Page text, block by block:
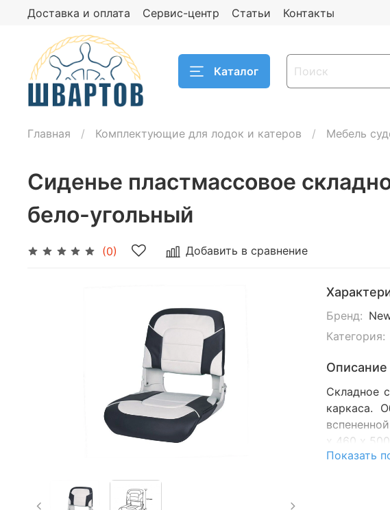
Доставка и оплата Сервис-центр Статьи Контакты
Каталог
Главная Комплектующие для лодок и катеров Мебель
Сиденье пластмассовое
бело-угольный
(0) Добавить в сравнение
Бренд:
Категория:
Описание
Складное
каркаса.
х 460 х
Показать